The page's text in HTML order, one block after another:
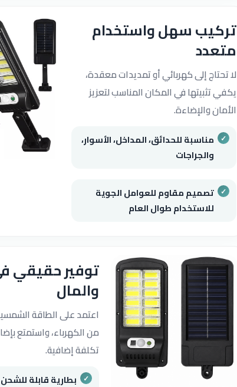
تركيب سهل واستخدام
متعدد
لا تحتاج إلى كهربائي أو تمديدات معقدة،
يكفي تثبيتها في المكان المناسب لتعزيز
الأمان والإضاءة.
مناسبة للحدائق، المداخل، الأسوار،
والجراجات
تصميم مقاوم للعوامل الجوية
للاستخدام طوال العام
توفير حقيقي
والمال
اعتمد على الطاقة
من الكهرباء، واستمتع
تكلفة إضافية.
بطارية قابلة